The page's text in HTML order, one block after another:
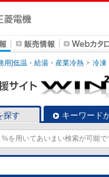
用]低温・給湯・産業冷熱 冷凍
探す キーワード